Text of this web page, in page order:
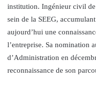
institution. Ingénieur civil
sein de la SEEG,
aujourd’hui une
l’entreprise. Sa nomination
d’Administration en
reconnaissance de son